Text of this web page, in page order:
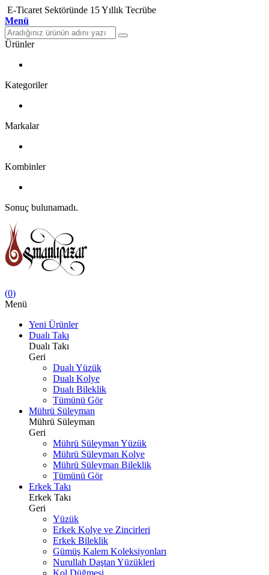
E-Ticaret Sektöründe 15 Yıllık Tecrübe
Menü
Ürünler
Kategoriler
Markalar
Kombinler
Sonuç bulunamadı.
(0)
Menü
Yeni Ürünler
Dualı Takı
Dualı Takı
Geri
Dualı Yüzük
Dualı Kolye
Dualı Bileklik
Tümünü Gör
Mührü Süleyman
Mührü Süleyman
Geri
Mührü Süleyman Yüzük
Mührü Süleyman Kolye
Mührü Süleyman Bileklik
Tümünü Gör
Erkek Takı
Erkek Takı
Geri
Yüzük
Erkek Kolye ve Zincirleri
Erkek Bileklik
Gümüş Kalem Koleksiyonları
Nurullah Daştan Yüzükleri
Kol Düğmesi